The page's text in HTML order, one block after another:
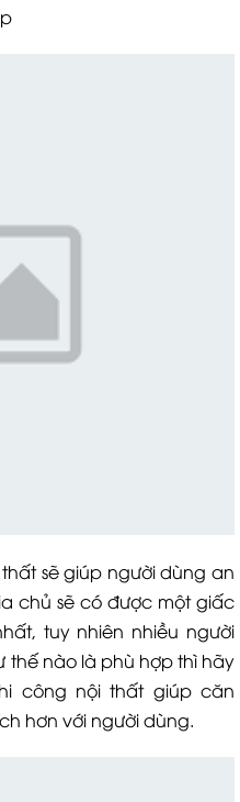
sẽ giúp người dùng an
chủ sẽ có được một giấc
tuy nhiên nhiều người
thế nào là phù hợp thì hãy
công nội thất giúp căn
hơn với người dùng.